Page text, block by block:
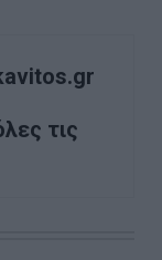
τις